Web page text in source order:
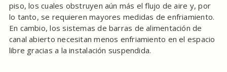
piso, los cuales obstruyen aún más el flujo de aire y, por
lo tanto, se requieren mayores medidas de enfriamiento.
En cambio, los sistemas de barras de alimentación de
canal abierto necesitan menos enfriamiento en el espacio
libre gracias a la instalación suspendida.